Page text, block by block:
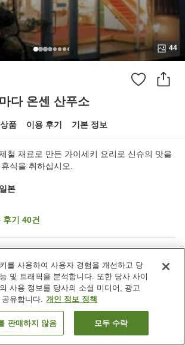
44
다 온센 산푸소
품 이용 후기 기본 정보
철 재료로 만든 가이세키 요리로 신슈의 맛을
식을 취하십시오.
본
후기 40건
자동판매기
회의실
객실 보기
를 사용하여 사용자 경험을 개선하고 당
및 트래픽을 분석합니다. 또한 당사 사이
사용 정보를 당사의 소셜 미디어, 광고
유합니다. 개인 정보 정책
판매하지 않음 모두 수락